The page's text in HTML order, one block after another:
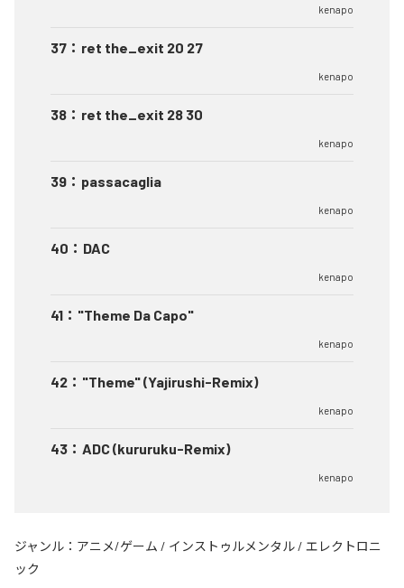
kenapo
37 ： ret the_exit 20 27
kenapo
38 ： ret the_exit 28 30
kenapo
39 ： passacaglia
kenapo
40 ： DAC
kenapo
41 ： "Theme Da Capo"
kenapo
42 ： "Theme" (Yajirushi-Remix)
kenapo
43 ： ADC (kururuku-Remix)
kenapo
ジャンル： アニメ/ゲーム / インストゥルメンタル / エレクトロニ
ック